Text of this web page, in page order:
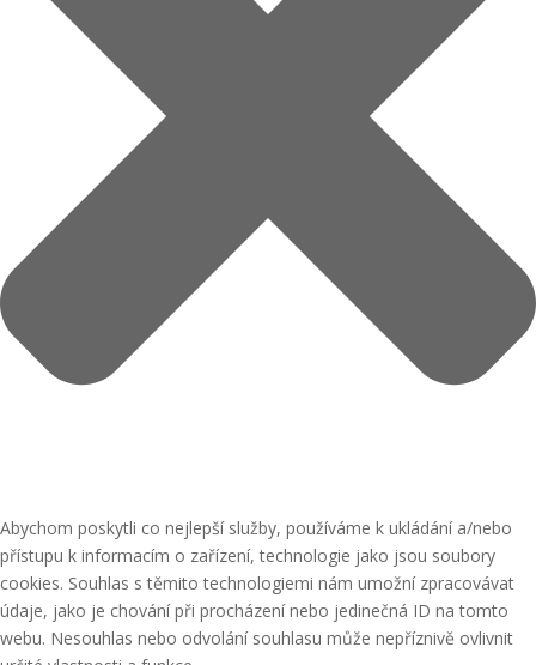
Abychom poskytli co nejlepší služby, používáme k ukládání a/nebo
přístupu k informacím o zařízení, technologie jako jsou soubory
cookies. Souhlas s těmito technologiemi nám umožní zpracovávat
údaje, jako je chování při procházení nebo jedinečná ID na tomto
webu. Nesouhlas nebo odvolání souhlasu může nepříznivě ovlivnit